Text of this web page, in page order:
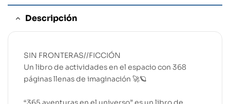
Descripción
SIN FRONTERAS//FICCIÓN
Un libro de actividades en el espacio con 368
páginas llenas de imaginación 🚀🪐